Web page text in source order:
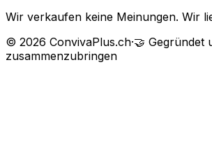
Wir verkaufen keine Meinungen. Wir
© 2026 ConvivaPlus.ch·🤝 Gegründet
zusammenzubringen